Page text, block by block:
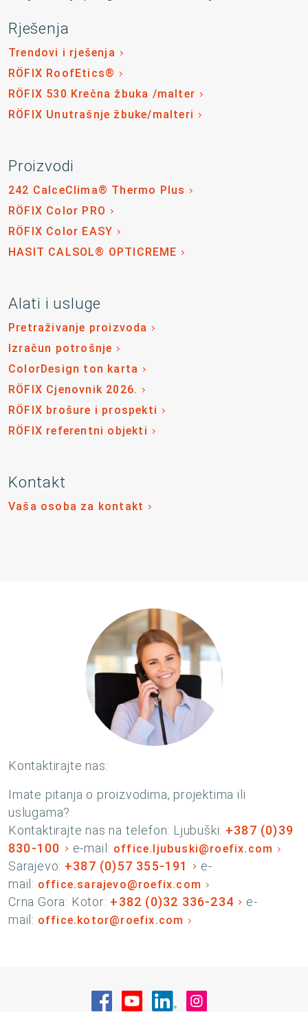
Rješenja
Trendovi i rješenja
RÖFIX RoofEtics®
RÖFIX 530 Krečna žbuka /malter
RÖFIX Unutrašnje žbuke/malteri
Proizvodi
242 CalceClima® Thermo Plus
RÖFIX Color PRO
RÖFIX Color EASY
HASIT CALSOL® OPTICREME
Alati i usluge
Pretraživanje proizvoda
Izračun potrošnje
ColorDesign ton karta
RÖFIX Cjenovnik 2026.
RÖFIX brošure i prospekti
RÖFIX referentni objekti
Kontakt
Vaša osoba za kontakt
Kontaktirajte nas:
Imate pitanja o proizvodima, projektima ili
uslugama?
Kontaktirajte nas na telefon: Ljubuški: +387 (0)39
830-100
e-mail: office.ljubuski@roefix.com
Sarajevo: +387 (0)57 355-191
e-
mail: office.sarajevo@roefix.com
Crna Gora: Kotor: +382 (0)32 336-234
e-
mail: office.kotor@roefix.com
Posjetite nas na Facebook
Posjetite nas na YouTube
Posjetite nas na